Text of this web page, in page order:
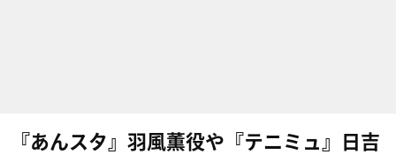
『あんスタ』羽風薫役や『テニミュ』日吉